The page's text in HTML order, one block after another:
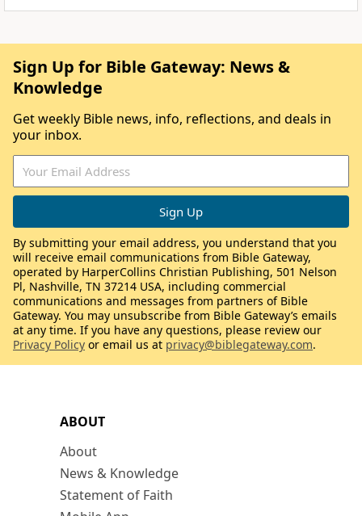
ABOUT
About
News & Knowledge
Statement of Faith
Sign Up for Bible Gateway: News &
Knowledge
Get weekly Bible news, info, reflections, and deals in
your inbox.
By submitting your email address, you understand that you
will receive email communications from Bible Gateway,
operated by HarperCollins Christian Publishing, 501 Nelson
Pl, Nashville, TN 37214 USA, including commercial
communications and messages from partners of Bible
Gateway. You may unsubscribe from Bible Gateway’s emails
at any time. If you have any questions, please review our
Privacy Policy or email us at privacy@biblegateway.com.